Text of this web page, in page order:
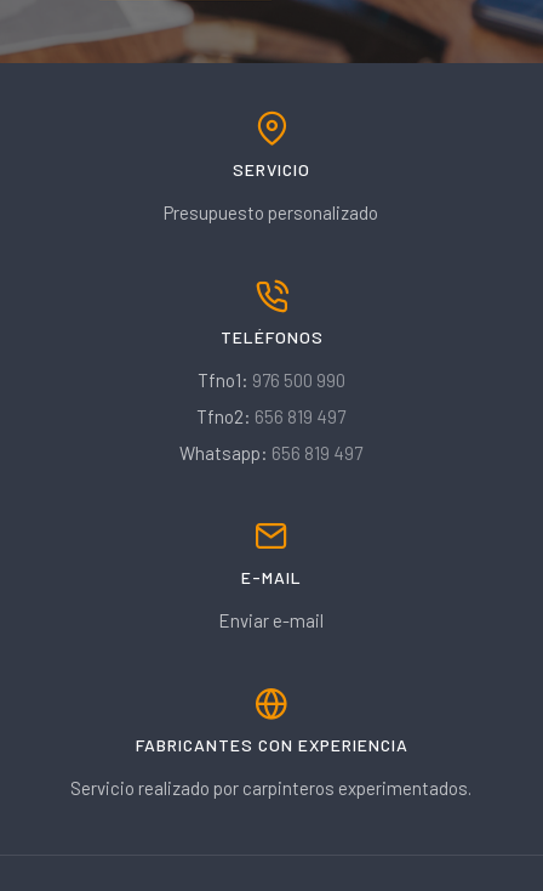
SERVICIO
Presupuesto personalizado
TELÉFONOS
Tfno1: 976 500 990
Tfno2: 656 819 497
Whatsapp: 656 819 497
E-MAIL
Enviar e-mail
FABRICANTES CON EXPERIENCIA
Servicio realizado por carpinteros experimentados.